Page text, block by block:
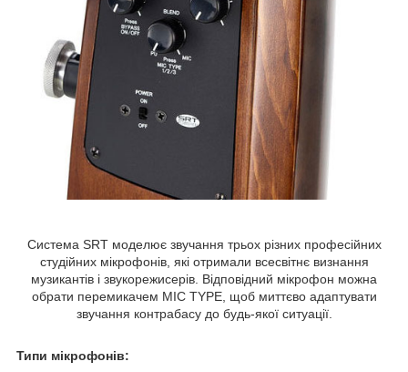
Система SRT моделює звучання трьох різних професійних
студійних мікрофонів, які отримали всесвітнє визнання
музикантів і звукорежисерів. Відповідний мікрофон можна
обрати перемикачем MIC TYPE, щоб миттєво адаптувати
звучання контрабасу до будь-якої ситуації.
Типи мікрофонів: